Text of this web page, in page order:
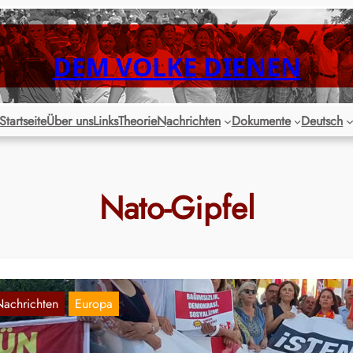
DEM VOLKE DIENEN
StartseiteÜber unsLinksTheorieNachrichten Dokumente Deutsch
Nato-Gipfel
Europa
protestieren in Istanbul gegen die